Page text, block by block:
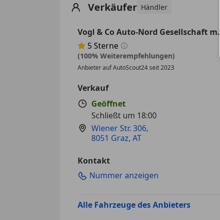
Verkäufer Händler
Vogl & Co Auto-Nord Gesellschaft
Sternebewertung 5 von 5
5Sterne
(100% Weiterempfehlungen)
Anbieter auf AutoScout24 seit 2023
Verkauf
Geöffnet
Schließt um 18:00
Wiener Str. 306,
8051 Graz, AT
Kontakt
Nummer anzeigen
Alle Fahrzeuge des Anbieters